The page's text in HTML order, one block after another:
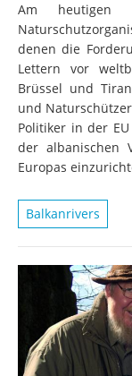
Am heutigen
denen die
Lettern vor
Brüssel und
und
Politiker in der
der albanischen
Europas
Balkanrivers